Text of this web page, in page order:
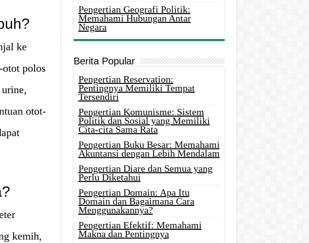
ke
polos
otot-
kemih,
Pengertian Geografi Politik:
Memahami Hubungan Antar
Negara
Berita Popular
Pengertian Reservation:
Pentingnya Memiliki Tempat
Tersendiri
Pengertian Komunisme: Sistem
Politik dan Sosial yang Memiliki
Cita-cita Sama Rata
Pengertian Buku Besar: Memahami
Akuntansi dengan Lebih Mendalam
Pengertian Diare dan Semua yang
Perlu Diketahui
Pengertian Domain: Apa Itu
Domain dan Bagaimana Cara
Menggunakannya?
Pengertian Efektif: Memahami
Makna dan Pentingnya